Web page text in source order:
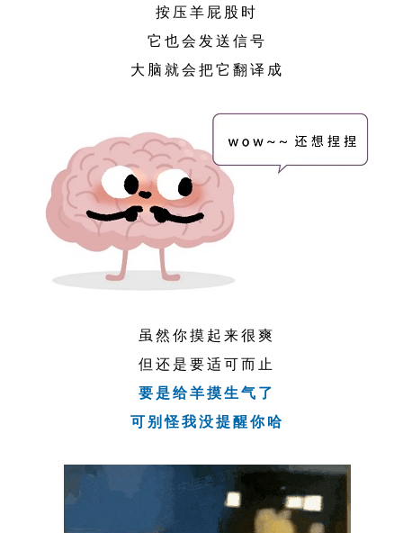
按压羊屁股时
它也会发送信号
大脑就会把它翻译成
虽然你摸起来很爽
但还是要适可而止
要是给羊摸生气了
可别怪我没提醒你哈